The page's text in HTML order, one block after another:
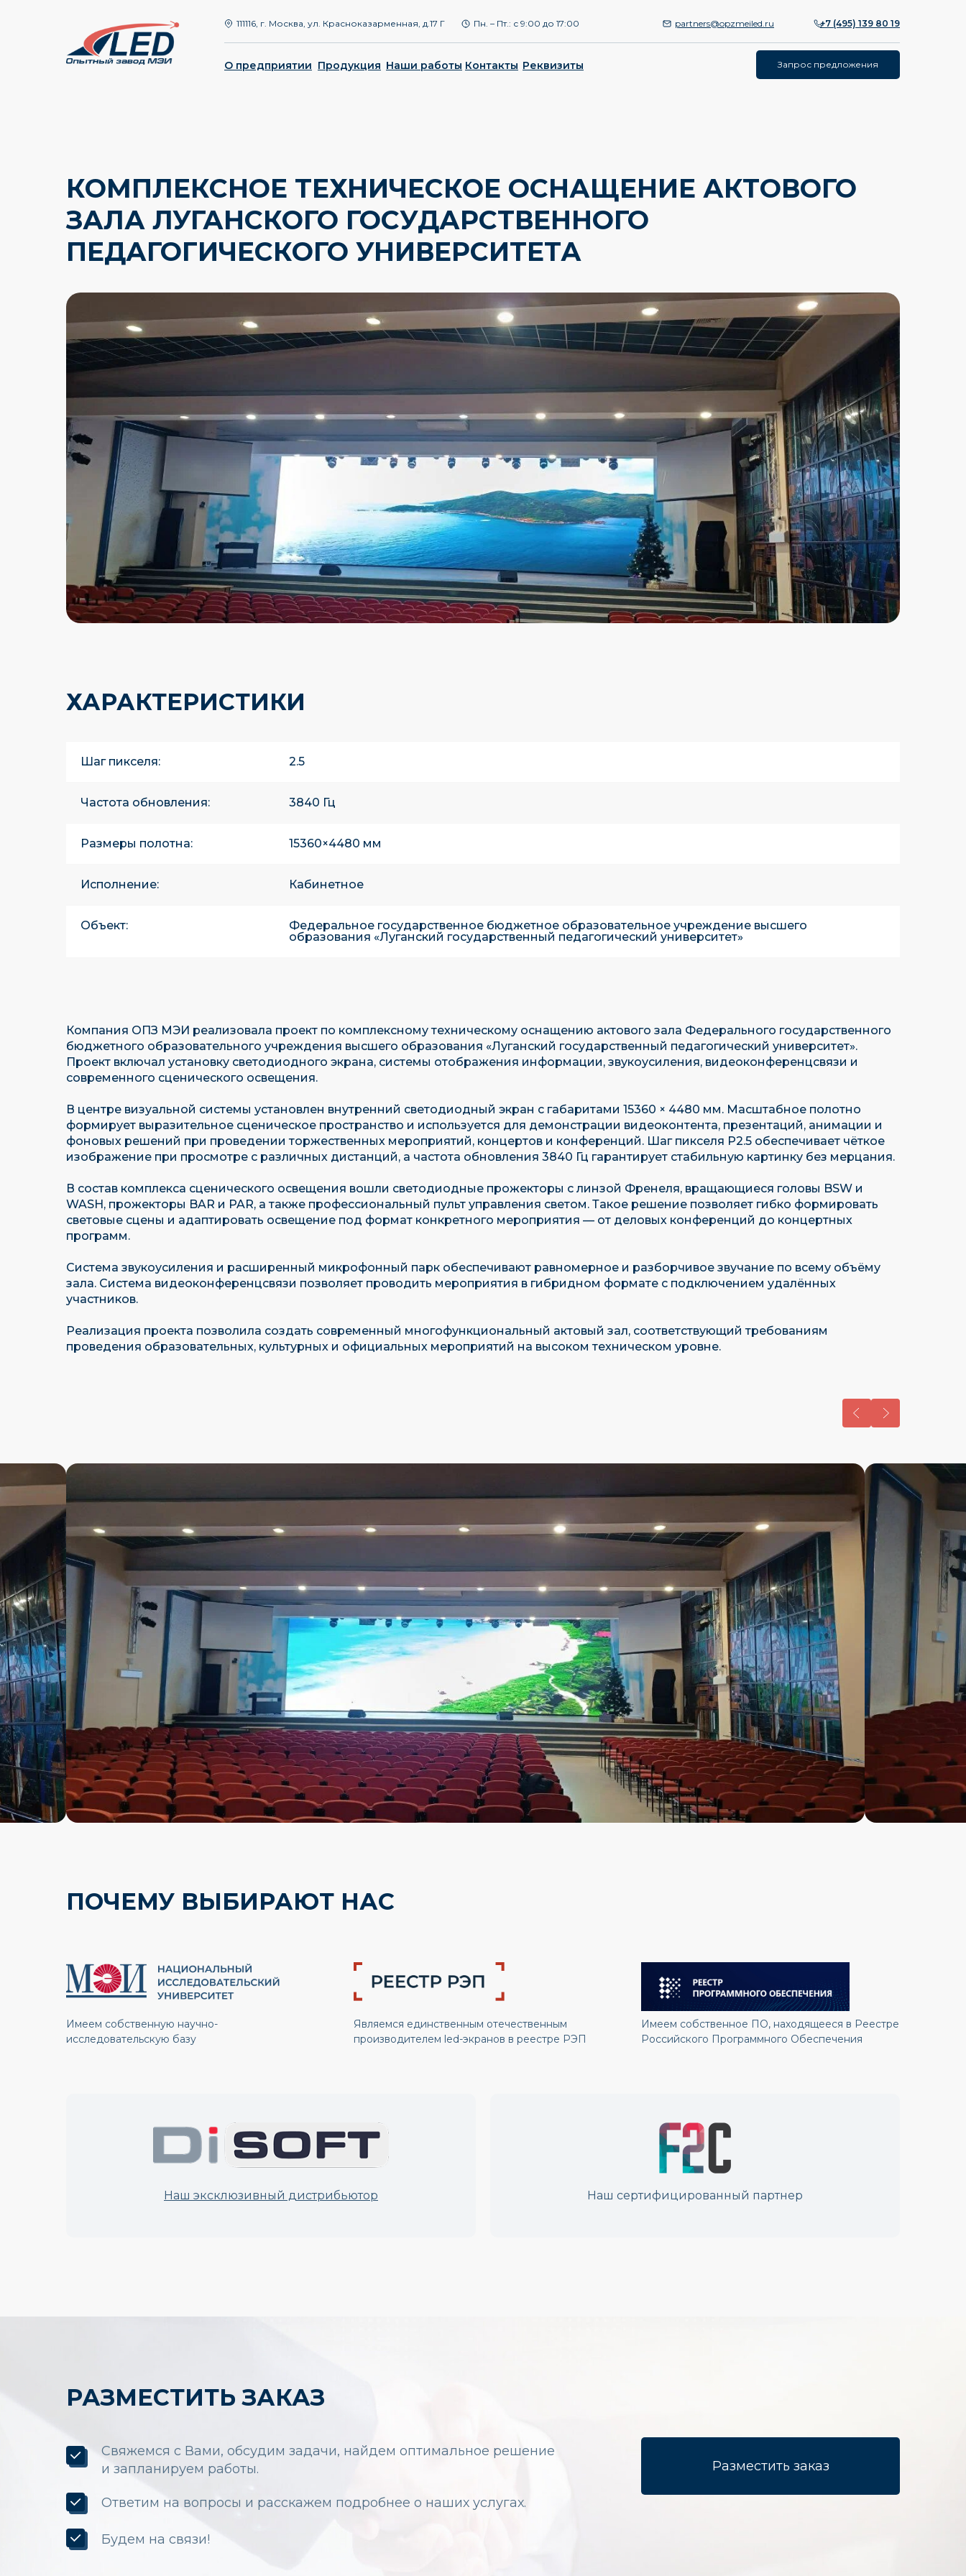
111116, г. Москва, ул. Красноказарменная, д.17 Г Пн. – Пт.: с 9:00 до 17:00 +7 (495) 139 80 19
partners@opzmeiled.ru
Запрос предложения
О предприятии Продукция Наши работы Контакты Реквизиты
КОМПЛЕКСНОЕ ТЕХНИЧЕСКОЕ ОСНАЩЕНИЕ АКТОВОГО
ЗАЛА ЛУГАНСКОГО ГОСУДАРСТВЕННОГО
ПЕДАГОГИЧЕСКОГО УНИВЕРСИТЕТА
ХАРАКТЕРИСТИКИ
Шаг пикселя: 2.5
Частота обновления: 3840 Гц
Размеры полотна: 15360×4480 мм
Исполнение: Кабинетное
Объект:
Федеральное государственное бюджетное образовательное учреждение высшего
образования «Луганский государственный педагогический университет»
Компания ОПЗ МЭИ реализовала проект по комплексному техническому оснащению актового зала Федерального государственного
бюджетного образовательного учреждения высшего образования «Луганский государственный педагогический университет».
Проект включал установку светодиодного экрана, системы отображения информации, звукоусиления, видеоконференцсвязи и
современного сценического освещения.
В центре визуальной системы установлен внутренний светодиодный экран с габаритами 15360 × 4480 мм. Масштабное полотно
формирует выразительное сценическое пространство и используется для демонстрации видеоконтента, презентаций, анимации и
фоновых решений при проведении торжественных мероприятий, концертов и конференций. Шаг пикселя P2.5 обеспечивает чёткое
изображение при просмотре с различных дистанций, а частота обновления 3840 Гц гарантирует стабильную картинку без мерцания.
В состав комплекса сценического освещения вошли светодиодные прожекторы с линзой Френеля, вращающиеся головы BSW и
WASH, прожекторы BAR и PAR, а также профессиональный пульт управления светом. Такое решение позволяет гибко формировать
световые сцены и адаптировать освещение под формат конкретного мероприятия — от деловых конференций до концертных
программ.
Система звукоусиления и расширенный микрофонный парк обеспечивают равномерное и разборчивое звучание по всему объёму
зала. Система видеоконференцсвязи позволяет проводить мероприятия в гибридном формате с подключением удалённых
участников.
Реализация проекта позволила создать современный многофункциональный актовый зал, соответствующий требованиям
проведения образовательных, культурных и официальных мероприятий на высоком техническом уровне.
ПОЧЕМУ ВЫБИРАЮТ НАС
Имеем собственную научно-
исследовательскую базу
Являемся единственным отечественным
производителем led-экранов в реестре РЭП
Имеем собственное ПО, находящееся в Реестре
Российского Программного Обеспечения
Наш эксклюзивный дистрибьютор Наш сертифицированный партнер
РАЗМЕСТИТЬ ЗАКАЗ
Свяжемся с Вами, обсудим задачи, найдем оптимальное решение
и запланируем работы.
Ответим на вопросы и расскажем подробнее о наших услугах.
Разместить заказ
Будем на связи!